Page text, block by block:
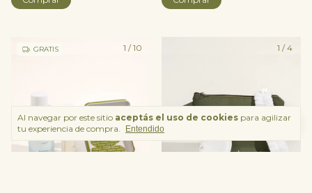
Al navegar por este sitio aceptás el uso de cookies para agilizar
tu experiencia de compra.
Entendido
1 /10
GRATIS 1 /4